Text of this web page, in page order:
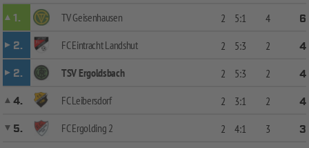
1. TV Geisenhausen 2 5:1 4
6
2.
FC Eintracht Landshut 2 5:3 2
4
2.
TSV Ergoldsbach 2 5:3 2
4
4.
FC Leibersdorf 2 3:1 2
4
5.
FC Ergolding 2 2 4:1 3
3